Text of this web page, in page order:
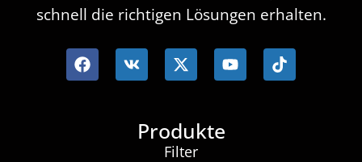
schnell die richtigen Lösungen erhalten.
Produkte
Filter